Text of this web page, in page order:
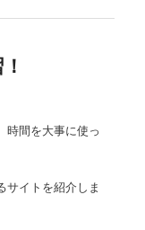
時間を大事に使っ
サイトを紹介しま